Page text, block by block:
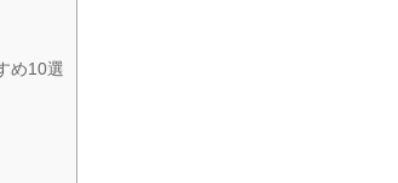
め10選